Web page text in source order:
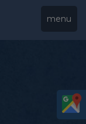
menu